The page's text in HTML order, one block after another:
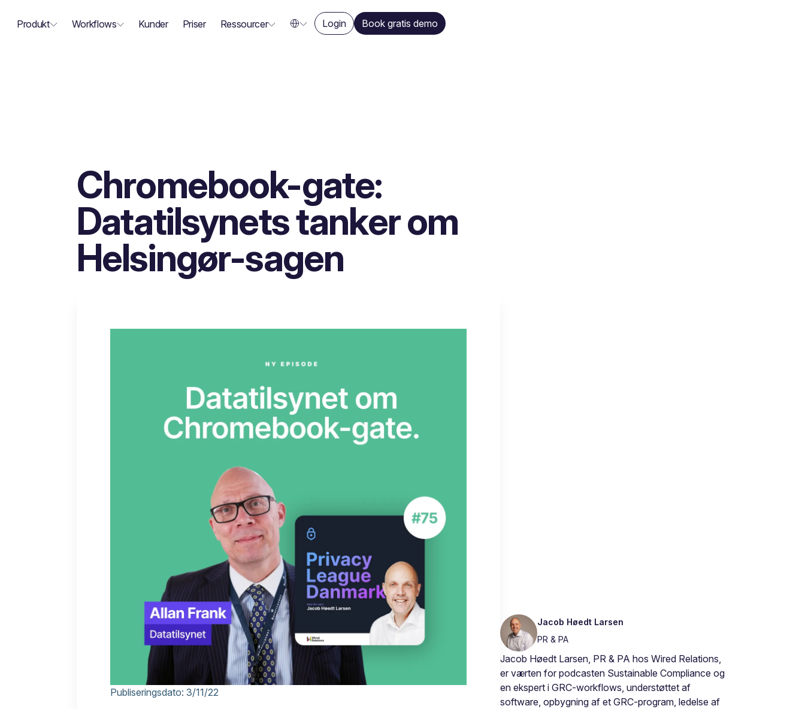
Produkt Workflows Kunder Priser Ressourcer Login Book gratis demo
Chromebook-gate:
Datatilsynets tanker om
Helsingør-sagen
Publiseringsdato: 3/11/22
Jacob Høedt Larsen
PR & PA
Jacob Høedt Larsen, PR & PA hos Wired Relations,
er værten for podcasten Sustainable Compliance og
en ekspert i GRC-workflows, understøttet af
software, opbygning af et GRC-program, ledelse af